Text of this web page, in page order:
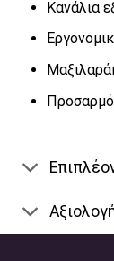
Κανάλια